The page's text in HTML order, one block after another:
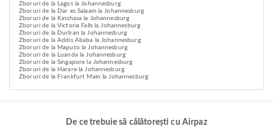
Zboruri de la Lagos la Johannesburg
Zboruri de la Dar es Salaam la Johannesburg
Zboruri de la Kinshasa la Johannesburg
Zboruri de la Victoria Falls la Johannesburg
Zboruri de la Durban la Johannesburg
Zboruri de la Addis Ababa la Johannesburg
Zboruri de la Maputo la Johannesburg
Zboruri de la Luanda la Johannesburg
Zboruri de la Singapore la Johannesburg
Zboruri de la Harare la Johannesburg
Zboruri de la Frankfurt Main la Johannesburg
De ce trebuie să călătorești cu Airpaz